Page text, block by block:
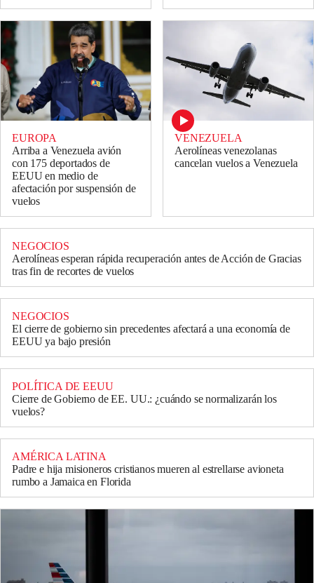
EUROPA
Arriba a Venezuela avión
con 175 deportados de
EEUU en medio de
afectación por suspensión de
vuelos
VENEZUELA
Aerolíneas venezolanas
cancelan vuelos a Venezuela
NEGOCIOS
Aerolíneas esperan rápida recuperación antes de Acción de Gracias
tras fin de recortes de vuelos
NEGOCIOS
El cierre de gobierno sin precedentes afectará a una economía de
EEUU ya bajo presión
POLÍTICA DE EEUU
Cierre de Gobierno de EE. UU.: ¿cuándo se normalizarán los
vuelos?
AMÉRICA LATINA
Padre e hija misioneros cristianos mueren al estrellarse avioneta
rumbo a Jamaica en Florida